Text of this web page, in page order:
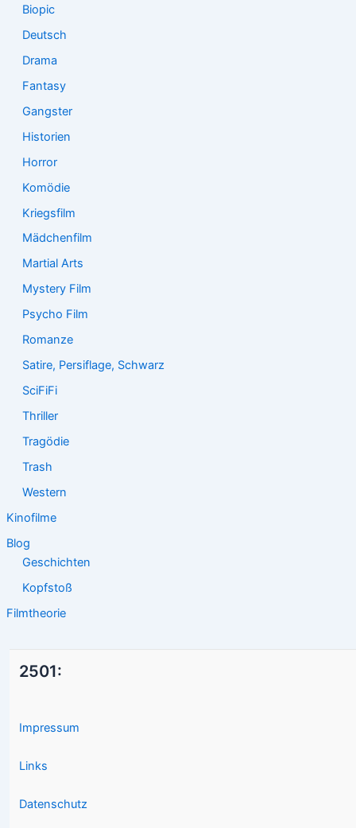
Biopic
Deutsch
Drama
Fantasy
Gangster
Historien
Horror
Komödie
Kriegsfilm
Mädchenfilm
Martial Arts
Mystery Film
Psycho Film
Romanze
Satire, Persiflage, Schwarz
SciFiFi
Thriller
Tragödie
Trash
Western
Kinofilme
Blog
Geschichten
Kopfstoß
Filmtheorie
2501:
Impressum
Links
Datenschutz